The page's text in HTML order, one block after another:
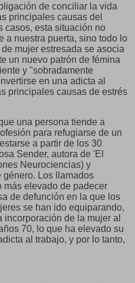
de conciliar la vida
principales causas del
casos, esta situación no
a nuestra puerta, sino todo lo
mujer estresada se asocia
un nuevo patrón de fémina
y "sobradamente
en una adicta al
principales causas de estrés
una persona tiende a
para refugiarse de un
a partir de los 30
Sender, autora de 'El
Neurociencias) y
Los llamados
más elevado de padecer
de defunción en la que los
se han ido equiparando,
de la mujer al
70, lo que ha elevado su
al trabajo, y por lo tanto,